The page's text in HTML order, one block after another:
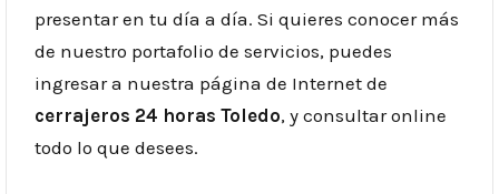
presentar en tu día a día. Si quieres conocer más
de nuestro portafolio de servicios, puedes
ingresar a nuestra página de Internet de
cerrajeros 24 horas Toledo, y consultar online
todo lo que desees.